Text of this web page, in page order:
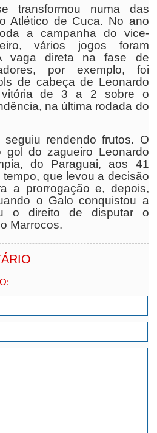
transformou numa das
Atlético de Cuca. No ano
a campanha do vice-
vários jogos foram
vaga direta na fase de
por exemplo, foi
de cabeça de Leonardo
de 3 a 2 sobre o
na última rodada do
rendendo frutos. O
gol do zagueiro Leonardo
do Paraguai, aos 41
que levou a decisão
a prorrogação e, depois,
o Galo conquistou a
o direito de disputar o
Marrocos.